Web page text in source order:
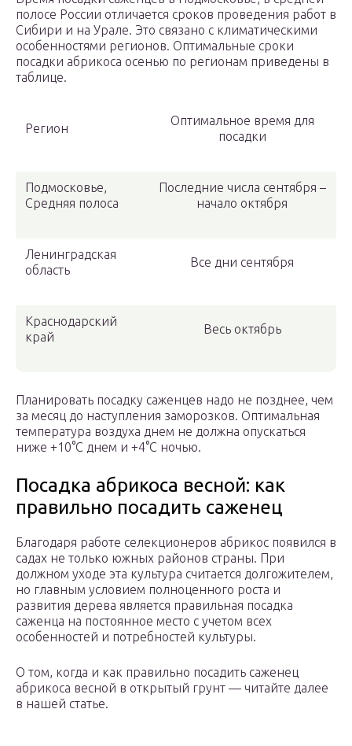
полосе России отличается сроков проведения работ в
Сибири и на Урале. Это связано с климатическими
особенностями регионов. Оптимальные сроки
посадки абрикоса осенью по регионам приведены в
таблице.
Регион
Оптимальное время для
посадки
Подмосковье,
Средняя полоса
Последние числа сентября –
начало октября
Ленинградская
область
Все дни сентября
Краснодарский
край
Весь октябрь
Планировать посадку саженцев надо не позднее, чем
за месяц до наступления заморозков. Оптимальная
температура воздуха днем не должна опускаться
ниже +10°C днем и +4°C ночью.
Посадка абрикоса весной: как
правильно посадить саженец
Благодаря работе селекционеров абрикос появился в
садах не только южных районов страны. При
должном уходе эта культура считается долгожителем,
но главным условием полноценного роста и
развития дерева является правильная посадка
саженца на постоянное место с учетом всех
особенностей и потребностей культуры.
О том, когда и как правильно посадить саженец
абрикоса весной в открытый грунт — читайте далее
в нашей статье.